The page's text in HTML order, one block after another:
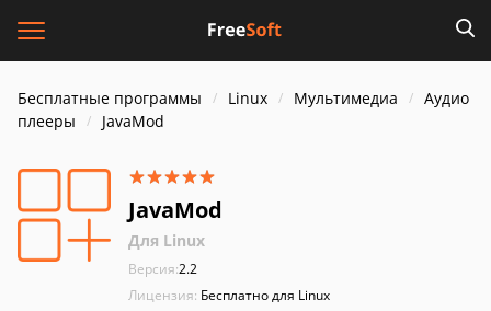
Бесплатные программы Linux Мультимедиа
Аудио
плееры
JavaMod
JavaMod
Для Linux
Версия:2.2
Лицензия: Бесплатно для Linux